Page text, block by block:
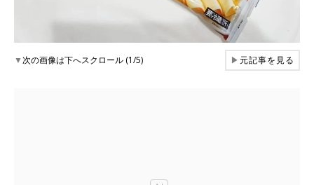
▼次の画像は下へスクロール (1/5) ▶元記事を見る